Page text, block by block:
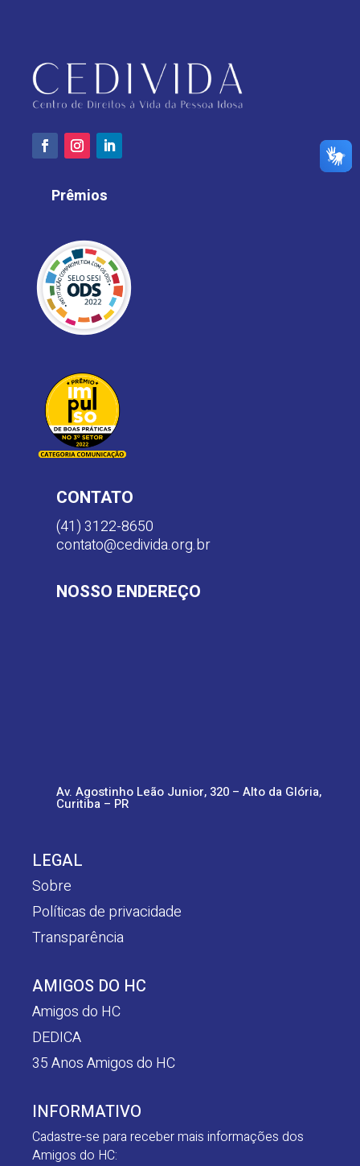
Prêmios
CONTATO
(41) 3122-8650
contato@cedivida.org.br
NOSSO ENDEREÇO
Av. Agostinho Leão Junior, 320 – Alto da Glória,
Curitiba – PR
LEGAL
Sobre
Políticas de privacidade
Transparência
AMIGOS DO HC
Amigos do HC
DEDICA
35 Anos Amigos do HC
INFORMATIVO
Cadastre-se para receber mais informações dos
Amigos do HC: